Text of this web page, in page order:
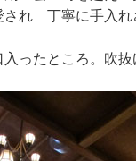
れ 丁寧に手入れ
ったところ。吹